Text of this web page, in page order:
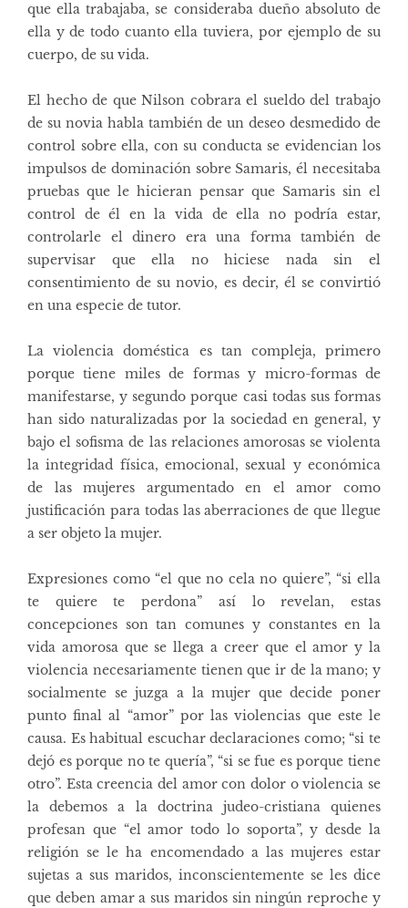
que ella trabajaba, se consideraba dueño absoluto de
ella y de todo cuanto ella tuviera, por ejemplo de su
cuerpo, de su vida.
El hecho de que Nilson cobrara el sueldo del trabajo
de su novia habla también de un deseo desmedido de
control sobre ella, con su conducta se evidencian los
impulsos de dominación sobre Samaris, él necesitaba
pruebas que le hicieran pensar que Samaris sin el
control de él en la vida de ella no podría estar,
controlarle el dinero era una forma también de
supervisar que ella no hiciese nada sin el
consentimiento de su novio, es decir, él se convirtió
en una especie de tutor.
La violencia doméstica es tan compleja, primero
porque tiene miles de formas y micro-formas de
manifestarse, y segundo porque casi todas sus formas
han sido naturalizadas por la sociedad en general, y
bajo el sofisma de las relaciones amorosas se violenta
la integridad física, emocional, sexual y económica
de las mujeres argumentado en el amor como
justificación para todas las aberraciones de que llegue
a ser objeto la mujer.
Expresiones como “el que no cela no quiere”, “si ella
te quiere te perdona” así lo revelan, estas
concepciones son tan comunes y constantes en la
vida amorosa que se llega a creer que el amor y la
violencia necesariamente tienen que ir de la mano; y
socialmente se juzga a la mujer que decide poner
punto final al “amor” por las violencias que este le
causa. Es habitual escuchar declaraciones como; “si te
dejó es porque no te quería”, “si se fue es porque tiene
otro”. Esta creencia del amor con dolor o violencia se
la debemos a la doctrina judeo-cristiana quienes
profesan que “el amor todo lo soporta”, y desde la
religión se le ha encomendado a las mujeres estar
sujetas a sus maridos, inconscientemente se les dice
que deben amar a sus maridos sin ningún reproche y